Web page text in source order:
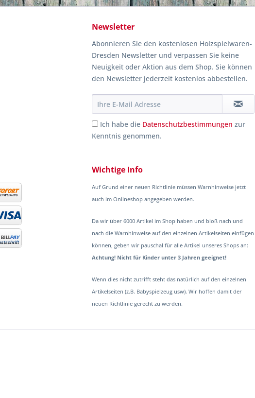
Newsletter
Abonnieren Sie den kostenlosen Holzspielwaren-
Dresden Newsletter und verpassen Sie keine
Neuigkeit oder Aktion aus dem Shop. Sie können
den Newsletter jederzeit kostenlos abbestellen.
Ich habe die Datenschutzbestimmungen zur
Kenntnis genommen.
Wichtige Info
Auf Grund einer neuen Richtlinie müssen Warnhinweise jetzt
auch im Onlineshop angegeben werden.
Da wir über 6000 Artikel im Shop haben und bloß nach und
nach die Warnhinweise auf den einzelnen Artikelseiten einfügen
können, geben wir pauschal für alle Artikel unseres Shops an:
Achtung! Nicht für Kinder unter 3 Jahren geeignet!
Wenn dies nicht zutrifft steht das natürlich auf den einzelnen
Artikelseiten (z.B. Babyspielzeug usw). Wir hoffen damit der
neuen Richtlinie gerecht zu werden.